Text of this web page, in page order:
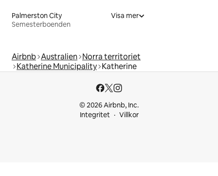
Palmerston City
Semesterboenden
Visa mer
Airbnb Australien Norra territoriet
Katherine Municipality Katherine
© 2026 Airbnb, Inc.
Integritet
Villkor